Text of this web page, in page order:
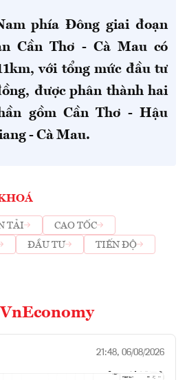
phía Đông giai đoạn
Cần Thơ - Cà Mau có
với tổng mức đầu tư
được phân thành hai
gồm Cần Thơ - Hậu
- Cà Mau.
TẢI
CAO TỐC
ĐẦU TƯ
TIẾN ĐỘ
VnEconomy
21:48, 06/08/2026